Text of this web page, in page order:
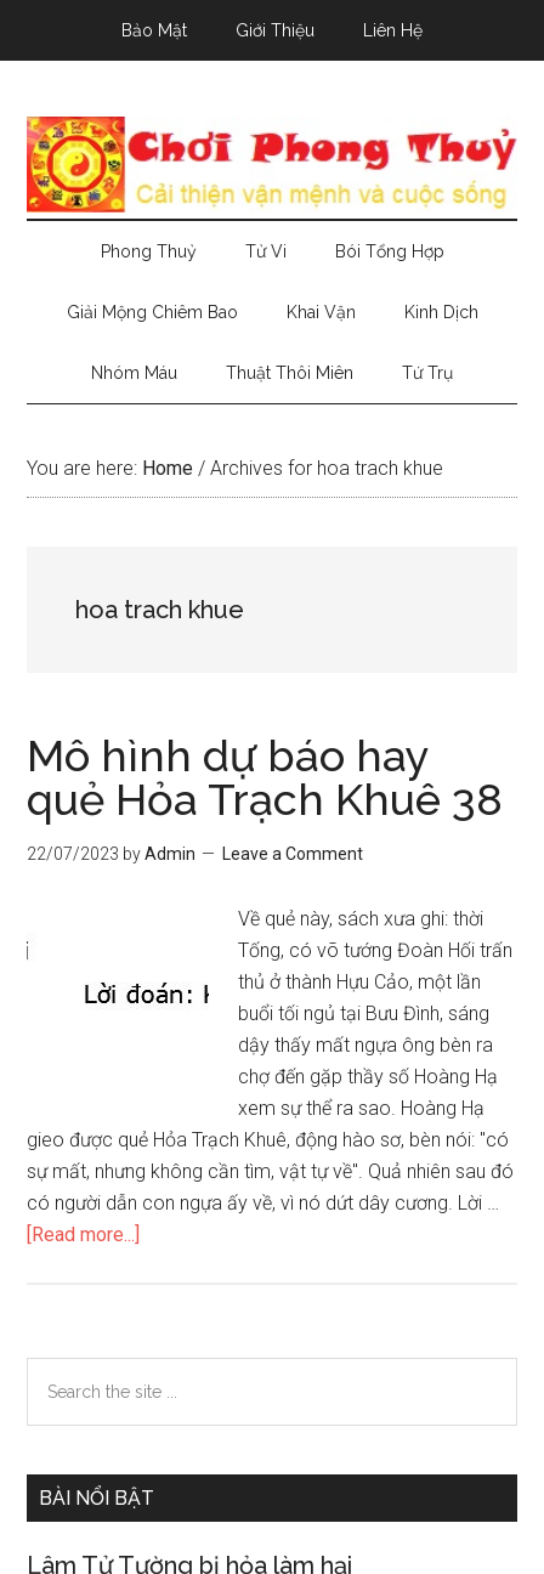
Bảo Mật Giới Thiệu Liên Hệ
Phong Thuỷ Tử Vi Bói Tổng Hợp
Giải Mộng Chiêm Bao Khai Vận Kinh Dịch
Nhóm Máu Thuật Thôi Miên Tứ Trụ
You are here: Home / Archives for hoa trach khue
hoa trach khue
Mô hình dự báo hay
quẻ Hỏa Trạch Khuê 38
22/07/2023 byAdmin Leave a Comment
Về quẻ này, sách xưa ghi: thời
Tống, có võ tướng Đoàn Hối trấn
thủ ở thành Hựu Cảo, một lần
buổi tối ngủ tại Bưu Đình, sáng
dậy thấy mất ngựa ông bèn ra
chợ đến gặp thầy số Hoàng Hạ
xem sự thể ra sao. Hoàng Hạ
gieo được quẻ Hỏa Trạch Khuê, động hào sơ, bèn nói: "có
sự mất, nhưng không cần tìm, vật tự về". Quả nhiên sau đó
có người dẫn con ngựa ấy về, vì nó dứt dây cương. Lời …
[Read more...]
báo
hay
quẻ
Trạch
Khuê
Primary
Sidebar
the
BÀI NỔI BẬT
Lâm Tử Tường bị hỏa làm hại